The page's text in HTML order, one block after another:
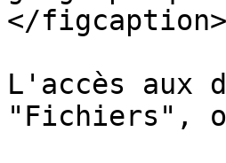
</
L'accès aux
"Fichiers",